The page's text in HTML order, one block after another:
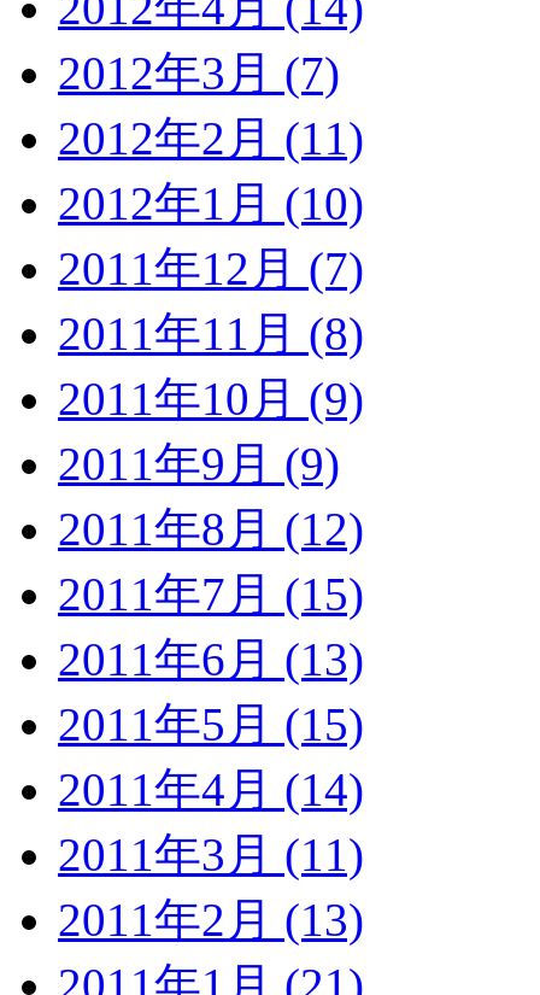
2012年3月 (7)
2012年2月 (11)
2012年1月 (10)
2011年12月 (7)
2011年11月 (8)
2011年10月 (9)
2011年9月 (9)
2011年8月 (12)
2011年7月 (15)
2011年6月 (13)
2011年5月 (15)
2011年4月 (14)
2011年3月 (11)
2011年2月 (13)